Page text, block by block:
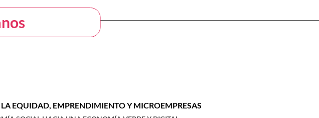
EQUIDAD, EMPRENDIMIENTO Y MICROEMPRESAS